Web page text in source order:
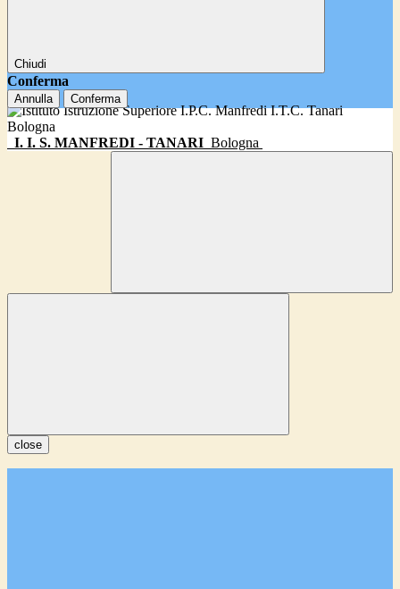
Chiudi
Conferma
Annulla Conferma
I. I. S. MANFREDI - TANARI Bologna
close